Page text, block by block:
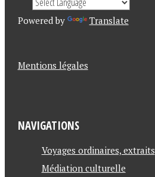
Powered by Translate
Mentions légales
NAVIGATIONS
Voyages ordinaires, extraits
Médiation culturelle